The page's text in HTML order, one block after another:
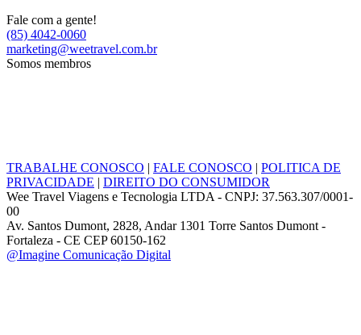
Fale com a gente!
(85) 4042-0060
marketing@weetravel.com.br
Somos membros
TRABALHE CONOSCO | FALE CONOSCO | POLITICA DE
PRIVACIDADE | DIREITO DO CONSUMIDOR
Wee Travel Viagens e Tecnologia LTDA - CNPJ: 37.563.307/0001-
00
Av. Santos Dumont, 2828, Andar 1301 Torre Santos Dumont -
Fortaleza - CE CEP 60150-162
@Imagine Comunicação Digital